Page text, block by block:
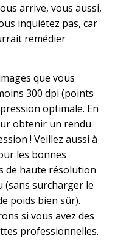
arrive, vous aussi,
inquiétez pas, car
remédier
que vous
300 dpi (points
optimale. En
obtenir un rendu
! Veillez aussi à
les bonnes
de haute résolution
(sans surcharger le
poids bien sûr).
si vous avez des
professionnelles.